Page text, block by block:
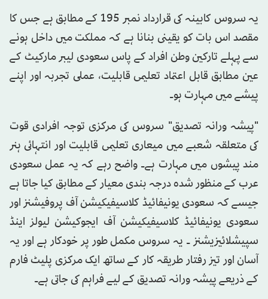
یہ سروس کابینہ کی قرارداد نمبر 195 کے مطابق ہے جس کا
مقصد اس بات کو یقینی بنانا ہے کہ مملکت میں داخل ہونے
سے پہلے تارکین وطن افراد کے پاس سعودی لیبر مارکیٹ کے
عین مطابق قابل اعتماد تعلیمی قابلیت، عملی تجربہ اور اپنے
پیشے میں مہارت ہو۔
"پیشہ ورانہ تصدیق" سروس کی مرکزی توجہ افرادی قوت
کی متعلقہ شعبے میں میعاری تعلیمی قابلیت اور انتہائی ہنر
مند پیشوں میں مہارت ہے۔ واضح رہے کہ یہ عمل سعودی
عرب کے منظور شدہ درجہ بندی معیار کے مطابق کیا جاتا ہے
جیسے کہ سعودی یونیفائیڈ کلاسیفیکیشن آف پروفیشنز اور
سعودی یونیفائیڈ کلاسیفیکیشن آف ایجوکیشن لیولز اینڈ
سپیشلائیزیشنز ۔ یہ سروس مکمل طور پر خودکار ہے اور یہ
آسان اور تیز رفتار طریقہ کار کے ساتھ ایک مرکزی پلیٹ فارم
کے ذریعے پیشہ ورانہ تصدیق کے لیے فراہم کی جاتی ہے۔